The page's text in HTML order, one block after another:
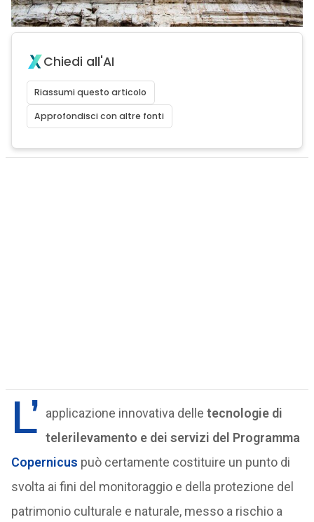
Chiedi all'AI
Riassumi questo articolo
Approfondisci con altre fonti
L’ applicazione innovativa delle tecnologie di
telerilevamento e dei servizi del Programma
Copernicus può certamente costituire un punto di
svolta ai fini del monitoraggio e della protezione del
patrimonio culturale e naturale, messo a rischio a